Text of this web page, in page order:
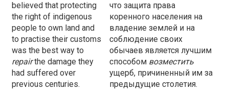
believed that protecting
the right of indigenous
people to own land and
to practise their customs
was the best way to
repairthe damage they
had suffered over
previous centuries.
что защита права
коренного населения на
владение землей и на
соблюдение своих
обычаев является лучшим
способом возместить
ущерб, причиненный им за
предыдущие столетия.